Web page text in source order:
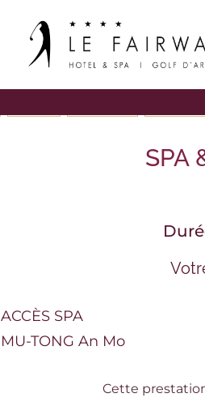
SPA
ACCÈS SPA
MU-TONG An Mo
Cette